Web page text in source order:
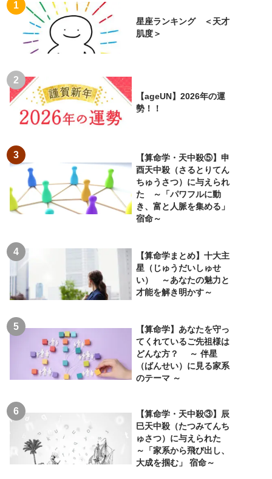
星座ランキング ＜天才
肌度＞
【ageUN】2026年の運
勢！！
【算命学・天中殺⑤】申
酉天中殺（さるとりてん
ちゅうさつ）に与えられ
た ～「パワフルに動
き、富と人脈を集める」
宿命～
【算命学まとめ】十大主
星（じゅうだいしゅせ
い） ～あなたの魅力と
才能を解き明かす～
【算命学】あなたを守っ
てくれているご先祖様は
どんな方？ ～ 伴星
（ばんせい）に見る家系
のテーマ ～
【算命学・天中殺③】辰
巳天中殺（たつみてんち
ゅさつ）に与えられた
～「家系から飛び出し、
大成を掴む」 宿命～